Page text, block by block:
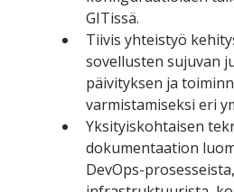
GITissä.
Tiivis yhteistyö
sovellusten sujuvan
päivityksen ja
varmistamiseksi eri
Yksityiskohtaisen
dokumentaation
DevOps-prosesseista,